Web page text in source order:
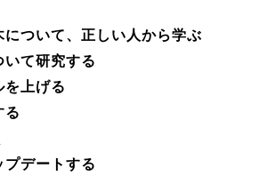
について、正しい人から学ぶ
いて研究する
を上げる
る
プデートする